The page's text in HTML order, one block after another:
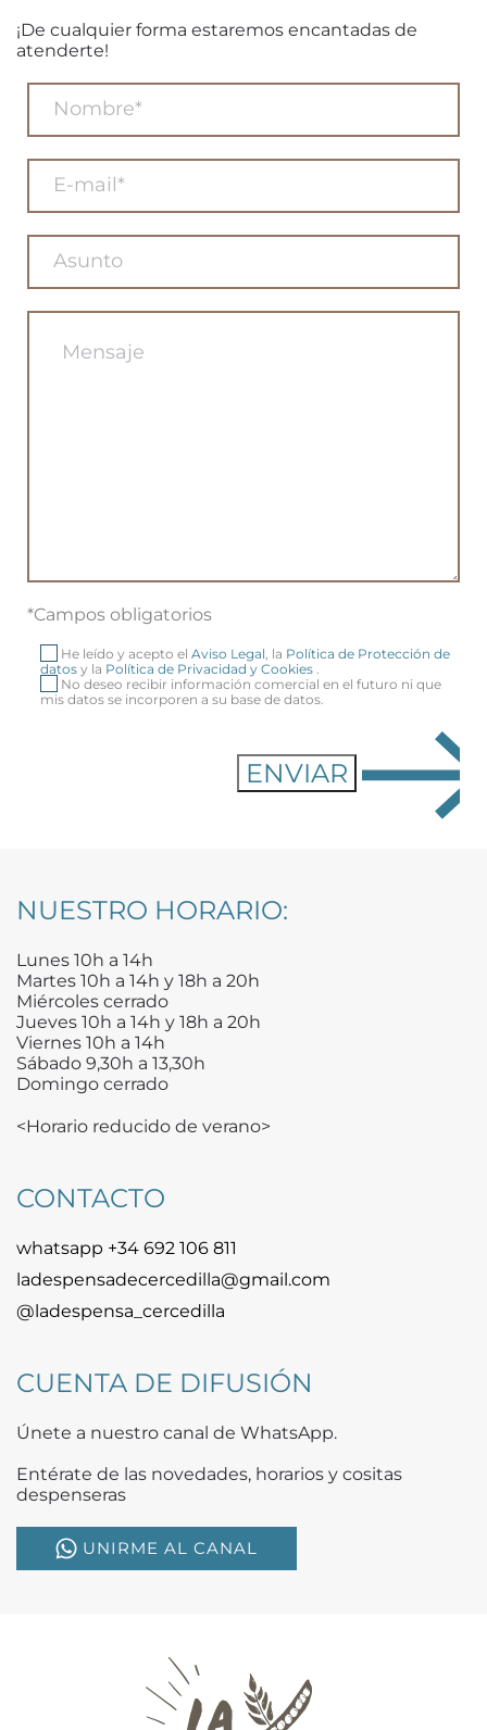
¡De cualquier forma estaremos encantadas de
atenderte!
*Campos obligatorios
He leído y acepto el Aviso Legal, la Política de Protección de
datos y la Política de Privacidad y Cookies .
No deseo recibir información comercial en el futuro ni que
mis datos se incorporen a su base de datos.
NUESTRO HORARIO:
Lunes 10h a 14h
Martes 10h a 14h y 18h a 20h
Miércoles cerrado
Jueves 10h a 14h y 18h a 20h
Viernes 10h a 14h
Sábado 9,30h a 13,30h
Domingo cerrado
<Horario reducido de verano>
CONTACTO
whatsapp +34 692 106 811
ladespensadecercedilla@gmail.com
@ladespensa_cercedilla
CUENTA DE DIFUSIÓN
Únete a nuestro canal de WhatsApp.
Entérate de las novedades, horarios y cositas
despenseras
UNIRME AL CANAL